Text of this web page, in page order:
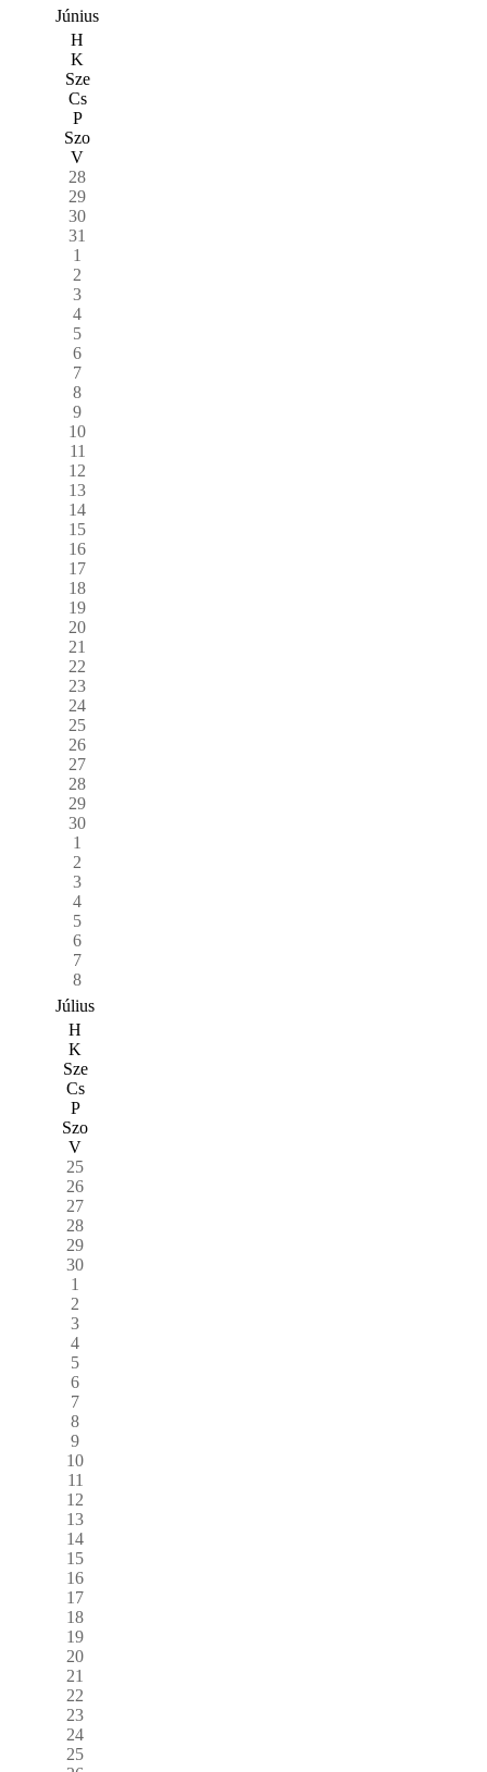
Június
H
K
Sze
Cs
P
Szo
V
28
29
30
31
1
2
3
4
5
6
7
8
9
10
11
12
13
14
15
16
17
18
19
20
21
22
23
24
25
26
27
28
29
30
1
2
3
4
5
6
7
8
Július
H
K
Sze
Cs
P
Szo
V
25
26
27
28
29
30
1
2
3
4
5
6
7
8
9
10
11
12
13
14
15
16
17
18
19
20
21
22
23
24
25